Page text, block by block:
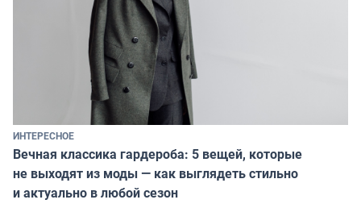
ИНТЕРЕСНОЕ
Вечная классика гардероба: 5 вещей, которые
не выходят из моды — как выглядеть стильно
и актуально в любой сезон